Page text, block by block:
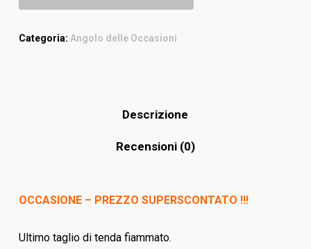
Categoria: Angolo delle Occasioni
Descrizione
Recensioni (0)
OCCASIONE – PREZZO SUPERSCONTATO !!!
Ultimo taglio di tenda fiammato.